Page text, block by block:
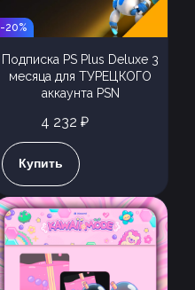
-20%
Подписка PS Plus Deluxe 3
месяца для ТУРЕЦКОГО
аккаунта PSN
4 232 ₽
Купить